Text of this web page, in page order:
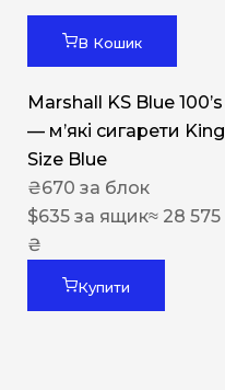
В Кошик
Marshall KS Blue 100’s
— м’які сигарети King
Size Blue
₴670 за блок
$635 за ящик≈ 28 575
₴
Купити